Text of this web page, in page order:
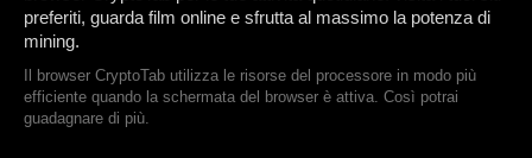
preferiti, guarda film online e sfrutta al massimo la potenza di
mining.
Il browser CryptoTab utilizza le risorse del processore in modo più
efficiente quando la schermata del browser è attiva. Così potrai
guadagnare di più.